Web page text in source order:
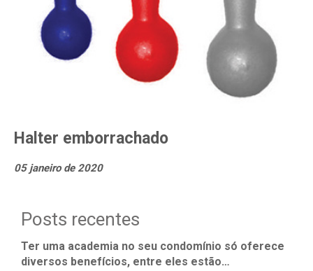
Halter emborrachado
05 janeiro de 2020
Posts recentes
Ter uma academia no seu condomínio só oferece
diversos benefícios, entre eles estão…